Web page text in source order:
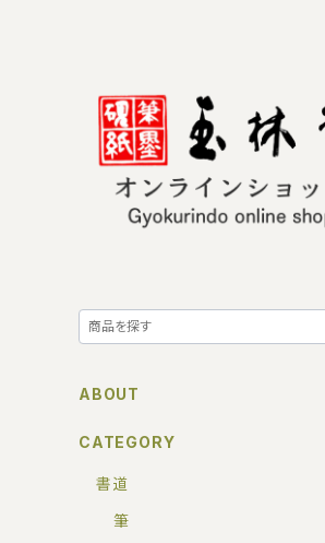
ABOUT
CATEGORY
書道
筆